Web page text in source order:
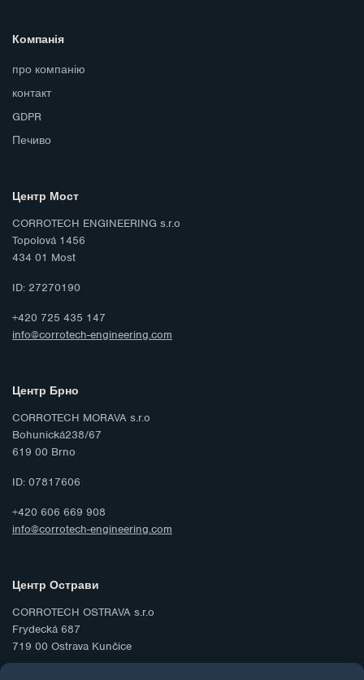
Компанія
про компанію
контакт
GDPR
Печиво
Центр Мост
CORROTECH ENGINEERING s.r.o
Topolová 1456
434 01 Most
ID: 27270190
+420 725 435 147
info@corrotech-engineering.com
Центр Брно
CORROTECH MORAVA s.r.o
Bohunická238/67
619 00 Brno
ID: 07817606
+420 606 669 908
info@corrotech-engineering.com
Центр Острави
CORROTECH OSTRAVA s.r.o
Frydecká 687
719 00 Ostrava Kunčice